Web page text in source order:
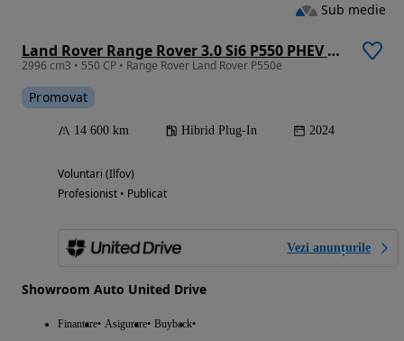
Land Rover Range Rover 3.0 Si6 P550 PHEV HSE
2996 cm3 • 550 CP • Range Rover Land Rover P550e
Promovat
14 600 km Hibrid Plug-In 2024
Voluntari (Ilfov)
Profesionist • Publicat
Vezi anunțurile
Showroom Auto United Drive
Finantare Asigurare Buyback
Sub medie